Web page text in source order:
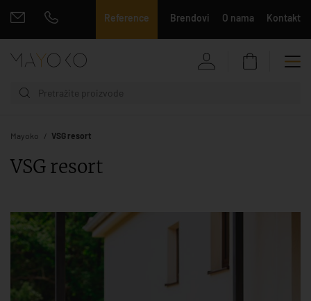
Reference Brendovi O nama Kontakt
Mayoko VSG resort
VSG resort